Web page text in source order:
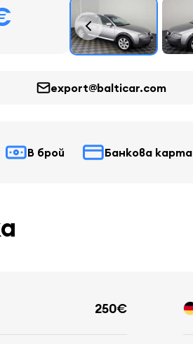
export@balticar.com
В брой Банкова карта
250€